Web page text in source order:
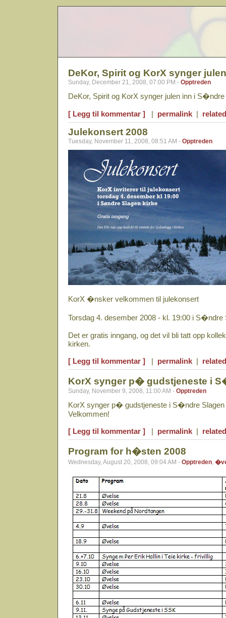
DeKor, Spirit og KorX synger
Sunday, December 21, 2008, 07:00 PM - Opptreden
DeKor, Spirit og KorX synger julen inn i
[ Legg til kommentar ] | permalink |
Julekonsert 2008
Tuesday, November 11, 2008, 08:51 AM - Opptreden
KorX �nsker velkommen til julekonsert
Torsdag 4. desember 2008 - kl. 19:00 i S�ndre
Det er gratis inngang, og det vil bli tatt opp
kirken.
[ Legg til kommentar ] | permalink |
KorX synger p� gudstjeneste i
Sunday, November 9, 2008, 11:00 AM - Opptreden
KorX synger p� gudstjeneste i S�ndre Slagen
Velkommen!
[ Legg til kommentar ] | permalink |
Program for h�sten 2008
Wednesday, August 20, 2008, 09:04 AM - Opptreden,